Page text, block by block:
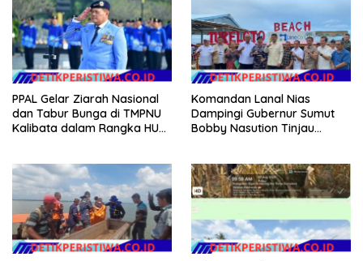
PPAL Gelar Ziarah Nasional
dan Tabur Bunga di TMPNU
Kalibata dalam Rangka HUT
Komandan Lanal Nias
Dampingi Gubernur Sumut
Bobby Nasution Tinjau
Nias Utara